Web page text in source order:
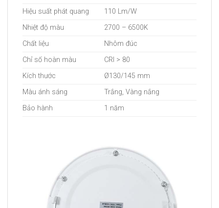
Hiệu suất phát quang
110 Lm/W
Nhiệt độ màu
2700 – 6500K
Chất liệu
Nhôm đúc
Chỉ số hoàn màu
CRI > 80
Kích thước
Ø130/145 mm
Màu ánh sáng
Trắng, Vàng nắng
Bảo hành
1 năm